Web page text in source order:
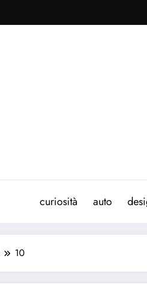
curiosità auto
10